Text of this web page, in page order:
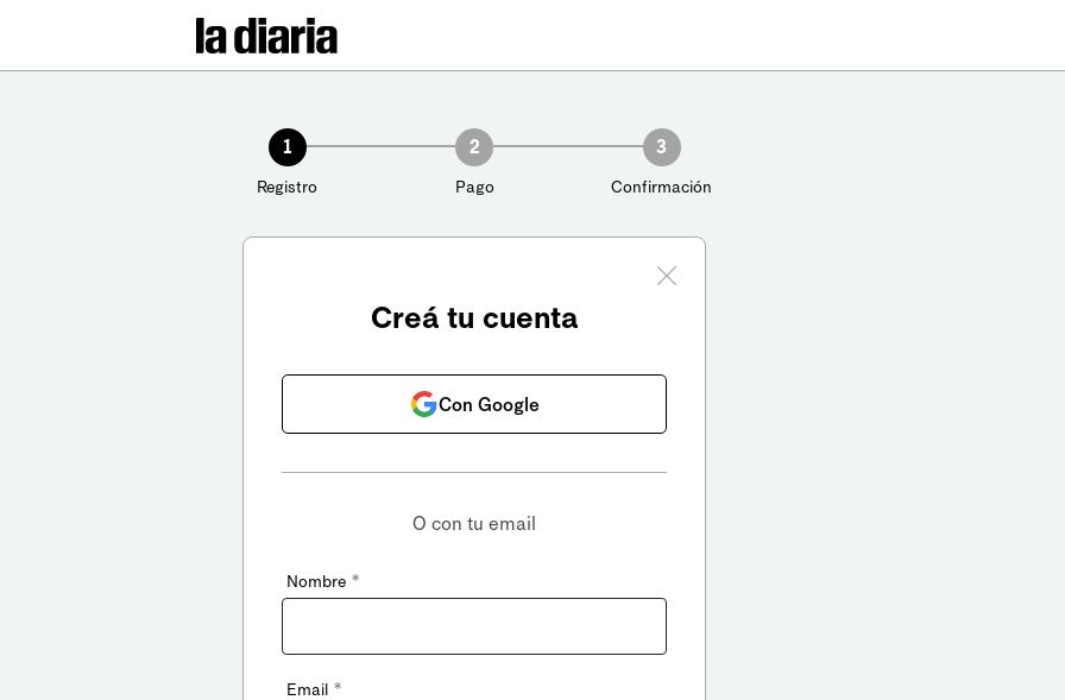
1
Registro
2
Pago
3
Confirmación
Creá tu cuenta
Con Google
O con tu email
Nombre *
Email *